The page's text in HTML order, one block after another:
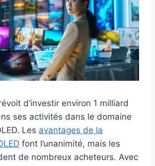
d’investir environ 1 milliard
ses activités dans le domaine
Les avantages de la
font l’unanimité, mais les
de nombreux acheteurs. Avec